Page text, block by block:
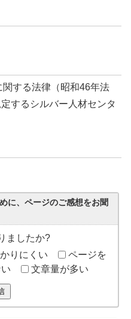
する法律（昭和46年法
するシルバー人材センタ
に、ページのご感想をお聞
ましたか?
りにくい
ページを
文章量が多い